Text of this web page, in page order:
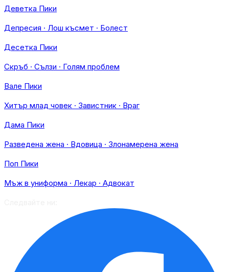
Деветка Пики
Депресия · Лош късмет · Болест
Десетка Пики
Скръб · Сълзи · Голям проблем
Вале Пики
Хитър млад човек · Завистник · Враг
Дама Пики
Разведена жена · Вдовица · Злонамерена жена
Поп Пики
Мъж в униформа · Лекар · Адвокат